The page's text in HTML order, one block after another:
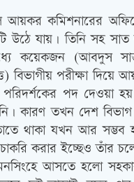
আয়কর কমিশনারের
উঠে যায়। তিনি সহ
কয়েকজন (আবদুস
বিভাগীয় পরীক্ষা দিয়ে
পরিদর্শকের পদ দেওয়া
কারণ তখন দেশ বিভাগ
থাকা যখন আর সম্ভব
করার ইচ্ছেও তাঁর
আসতে হলো